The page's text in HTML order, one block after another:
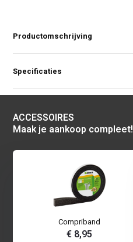
Productomschrijving
Specificaties
ACCESSOIRES
Maak je aankoop compleet!
Compriband
€ 8,95